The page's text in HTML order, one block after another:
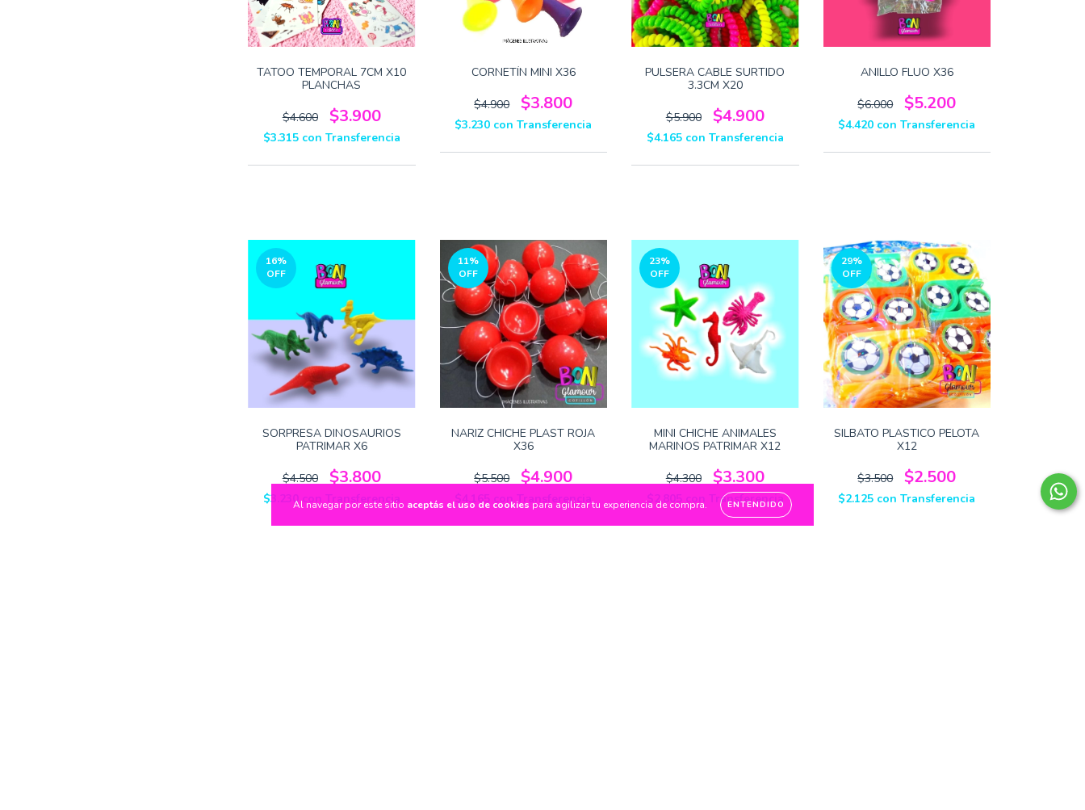
Al navegar por este sitio aceptás el uso de cookiespara agilizar tu experiencia de compra. ENTENDIDO
TATOO TEMPORAL 7CM X10
PLANCHAS
$4.600 $3.900
$3.315 con Transferencia
CORNETÍN MINI X36
$4.900 $3.800
$3.230 con Transferencia
PULSERA CABLE SURTIDO
3.3CM X20
$5.900 $4.900
$4.165 con Transferencia
ANILLO FLUO X36
$6.000 $5.200
$4.420 con Transferencia
16%
OFF
SORPRESA DINOSAURIOS
PATRIMAR X6
$4.500 $3.800
$3.230con Transferencia
11%
OFF
NARIZ CHICHE PLAST ROJA
X36
$5.500 $4.900
$4.165 con Transferencia
23%
OFF
MINI CHICHE ANIMALES
MARINOS PATRIMAR X12
$4.300 $3.300
$2.805 con Transferencia
29%
OFF
SILBATO PLASTICO PELOTA
X12
$3.500 $2.500
$2.125 con Transferencia